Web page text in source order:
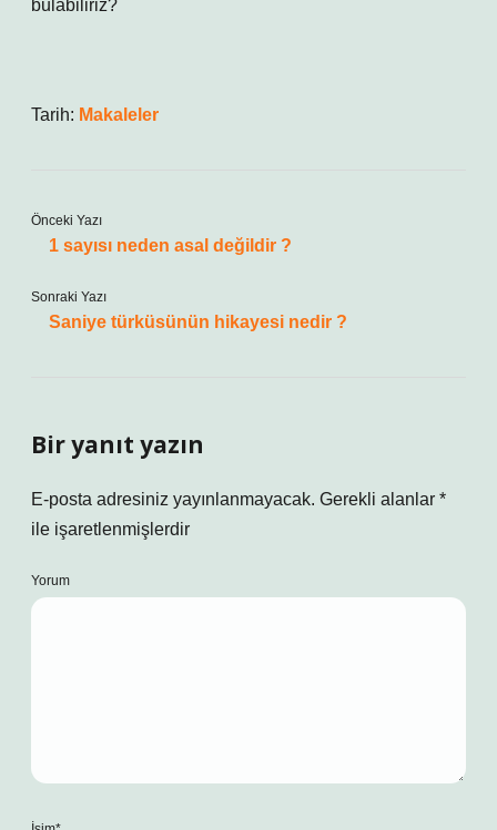
bulabiliriz?
Tarih: Makaleler
Önceki Yazı
1 sayısı neden asal değildir ?
Sonraki Yazı
Saniye türküsünün hikayesi nedir ?
Bir yanıt yazın
E-posta adresiniz yayınlanmayacak. Gerekli alanlar *
ile işaretlenmişlerdir
Yorum